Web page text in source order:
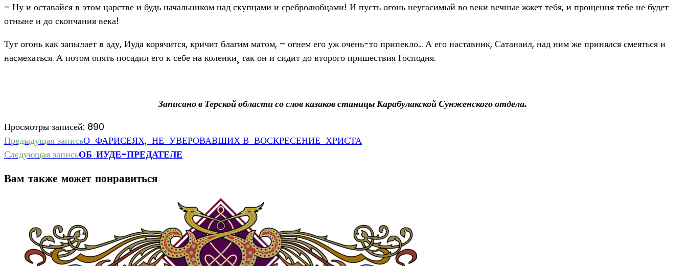
– Ну и оставайся в этом царстве и будь начальником над скупцами и сребролюбцами! И пусть огонь неугасимый во веки вечные жжет тебя, и прощения тебе не будет
отныне и до скончания века!
Тут огонь как запылает в аду, Иуда корячится, кричит благим матом, – огнем его уж очень-то припекло… А его наставник, Сатанаил, над ним же принялся смеяться и
насмехаться. А потом опять посадил его к себе на коленки¸ так он и сидит до второго пришествия Господня.
Записано в Терской области со слов казаков станицы Карабулакской Сунженского отдела.
Просмотры записей: 890
Еще
статьи
Предыдущая записьО ФАРИСЕЯХ, НЕ УВЕРОВАВШИХ В ВОСКРЕСЕНИЕ ХРИСТА
Следующая записьОБ ИУДЕ-ПРЕДАТЕЛЕ
Вам также может понравиться